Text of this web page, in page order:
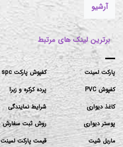
آرشیو
برترین لینک های مرتبط
پارکت لمینت
کفپوش PVC
کاغذ دیواری
پوستر دیواری
ماربل شیت
کفپوش پارکت spc
پرده کرکره و زبرا
شرایط نمایندگی
روش ثبت سفارش
قیمت پارکت لمینت